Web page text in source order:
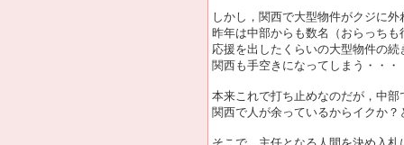
しかし，関西で大型物件がクジに外
昨年は中部からも数名（おらっちも
応援を出したくらいの大型物件の続
関西も手空きになってしまう・・・
本来これで打ち止めなのだが，中
関西で人が余っているからイクか？